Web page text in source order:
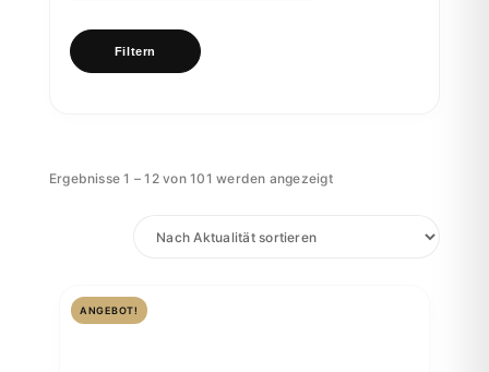
Filtern
Ergebnisse 1 – 12 von 101 werden angezeigtNach
ANGEBOT!